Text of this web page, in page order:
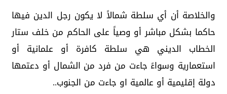
والخلاصة أن أي سلطة شمالاً لا يكون رجل الدين فيها
حاكما بشكل مباشر أو وصياً على الحاكم من خلف ستار
الخطاب الديني هي سلطة كافرة أو علمانية أو
استعمارية وسواءً جاءت من فرد من الشمال أو دعتمها
دولة إقليمية أو عالمية او جاءت من الجنوب..